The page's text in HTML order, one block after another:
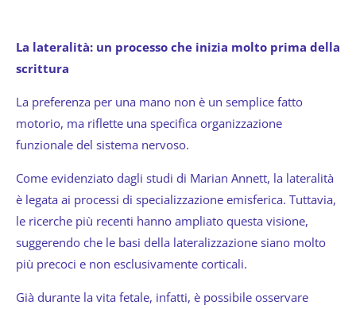
La lateralità: un processo che inizia molto prima della
scrittura
La preferenza per una mano non è un semplice fatto
motorio, ma riflette una specifica organizzazione
funzionale del sistema nervoso.
Come evidenziato dagli studi di Marian Annett, la lateralità
è legata ai processi di specializzazione emisferica. Tuttavia,
le ricerche più recenti hanno ampliato questa visione,
suggerendo che le basi della lateralizzazione siano molto
più precoci e non esclusivamente corticali.
Già durante la vita fetale, infatti, è possibile osservare